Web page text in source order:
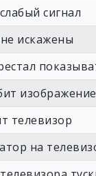
сигнал
искажены
телевизор
на